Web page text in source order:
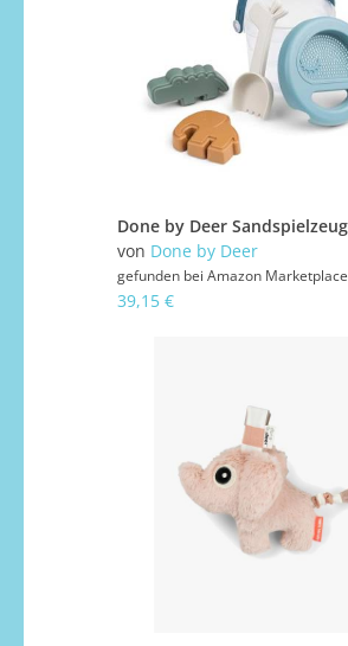
von Done by Deer
gefunden bei Amazon Marketplace
39,15 €